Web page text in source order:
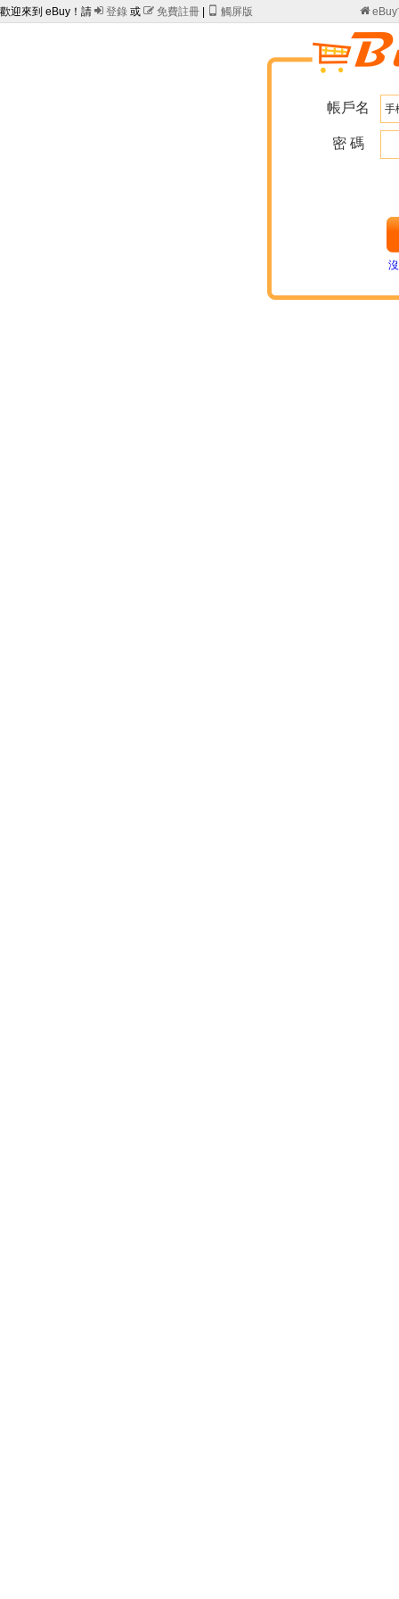
歡迎來到 eBuy！請  登錄 或  免費註冊 觸屏版 eBuy
帳戶名
密 碼